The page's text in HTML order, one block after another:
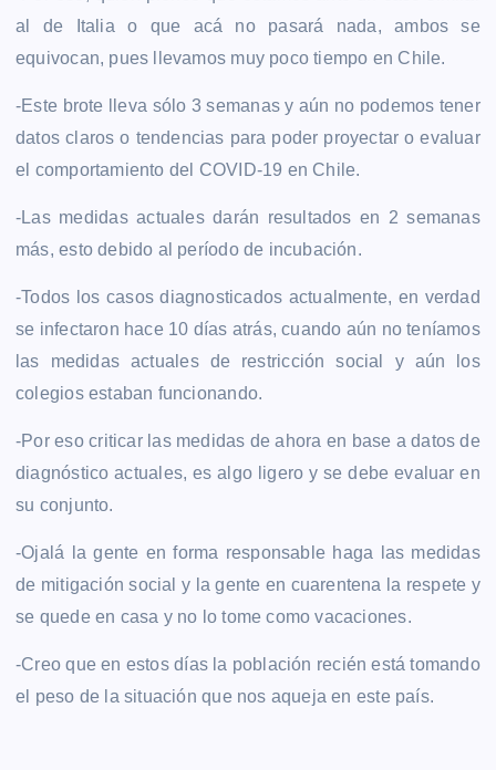
al de Italia o que acá no pasará nada, ambos se
equivocan, pues llevamos muy poco tiempo en Chile.
-Este brote lleva sólo 3 semanas y aún no podemos tener
datos claros o tendencias para poder proyectar o evaluar
el comportamiento del COVID-19 en Chile.
-Las medidas actuales darán resultados en 2 semanas
más, esto debido al período de incubación.
-Todos los casos diagnosticados actualmente, en verdad
se infectaron hace 10 días atrás, cuando aún no teníamos
las medidas actuales de restricción social y aún los
colegios estaban funcionando.
-Por eso criticar las medidas de ahora en base a datos de
diagnóstico actuales, es algo ligero y se debe evaluar en
su conjunto.
-Ojalá la gente en forma responsable haga las medidas
de mitigación social y la gente en cuarentena la respete y
se quede en casa y no lo tome como vacaciones.
-Creo que en estos días la población recién está tomando
el peso de la situación que nos aqueja en este país.